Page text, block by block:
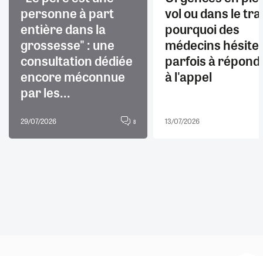
personne à part
entière dans la
grossesse" : une
consultation dédiée
encore méconnue
par les...
29/07/2026 8
vol ou dans le
pourquoi des
médecins
parfois à
à l'appel
13/07/2026